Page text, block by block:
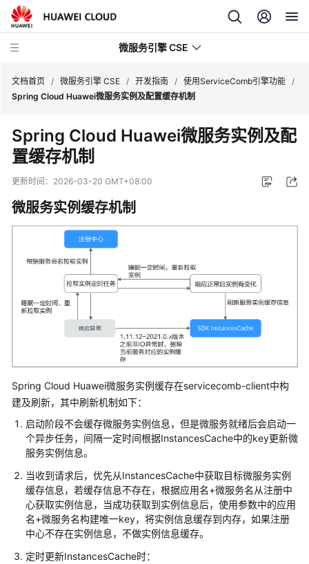
微服务引擎 CSE
新
动
产
品
说
入
门
用
户
南
最
佳
实
践
文档首页 / 微服务引擎 CSE / 开发指南 / 使用ServiceComb引擎功能 /
Spring Cloud Huawei微服务实例及配置缓存机制
Spring Cloud Huawei微服务实例及配
置缓存机制
更新时间： 2026-03-20 GMT+08:00
微服务实例缓存机制
Spring Cloud Huawei微服务实例缓存在servicecomb-client中构
建及刷新，其中刷新机制如下：
启动阶段不会缓存微服务实例信息，但是微服务就绪后会启动一
个异步任务，间隔一定时间根据InstancesCache中的key更新微
服务实例信息。
当收到请求后，优先从InstancesCache中获取目标微服务实例
缓存信息，若缓存信息不存在，根据应用名+微服务名从注册中
心获取实例信息，当成功获取到实例信息后，使用参数中的应用
名+微服务名构建唯一key，将实例信息缓存到内存，如果注册
中心不存在实例信息，不做实例信息缓存。
定时更新InstancesCache时：